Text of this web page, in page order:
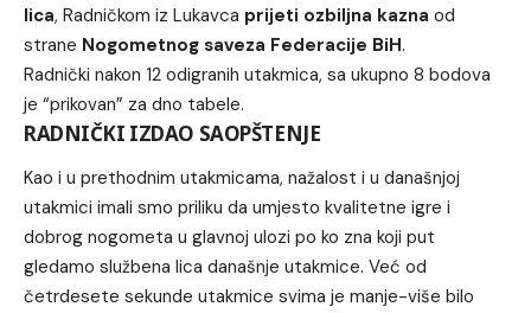
lica, Radničkom iz Lukavca prijeti ozbiljna kazna od
strane Nogometnog saveza Federacije BiH.
Radnički nakon 12 odigranih utakmica, sa ukupno 8 bodova
je “prikovan” za dno tabele.
RADNIČKI IZDAO SAOPŠTENJE
Kao i u prethodnim utakmicama, nažalost i u današnjoj
utakmici imali smo priliku da umjesto kvalitetne igre i
dobrog nogometa u glavnoj ulozi po ko zna koji put
gledamo službena lica današnje utakmice. Već od
četrdesete sekunde utakmice svima je manje-više bilo